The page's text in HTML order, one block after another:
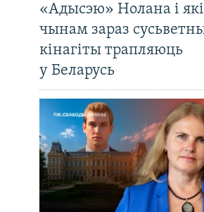
«Адысэю» Нолана і
чынам зараз
кінагіты трапляюць
у Беларусь